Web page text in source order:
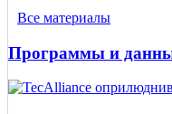
Все материалы
Программы и